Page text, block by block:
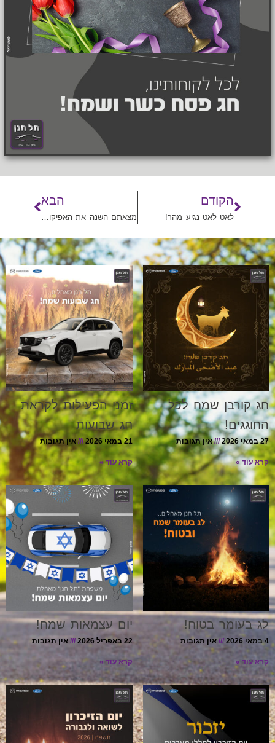
הקודם
לאט לאט נגיע מהר!
הבא
מצאתם השנה את האפיקומן?
חג קורבן שמח לכל
החוגגים!
27 במאי 2026 אין תגובות
קרא עוד »
זמני הפעילות לקראת
חג שבועות
21 במאי 2026 אין תגובות
קרא עוד »
לג בעומר בטוח!
4 במאי 2026 אין תגובות
קרא עוד »
יום עצמאות שמח!
22 באפריל 2026 אין תגובות
קרא עוד »